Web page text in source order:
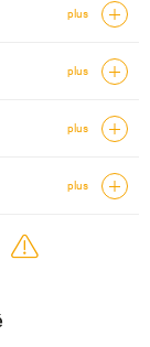
plus
plus
plus
plus